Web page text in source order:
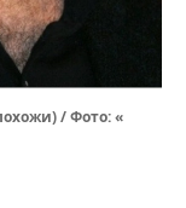
/ Фото: «